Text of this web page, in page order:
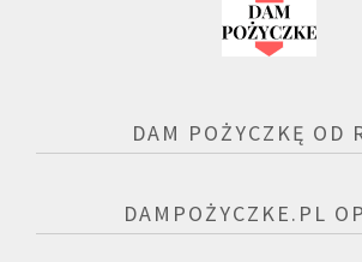
DAM POŻYCZKĘ OD
DAMPOŻYCZKE.PL